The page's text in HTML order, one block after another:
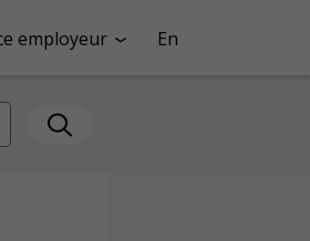
employeur En